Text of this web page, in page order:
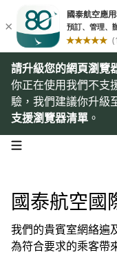
請升級您的網頁瀏覽
你正在使用我們不支
驗，我們建議你升級
支援瀏覽器清單 。
open navigation menu
國泰航空國
我們的貴賓室網絡遍
為符合要求的乘客帶